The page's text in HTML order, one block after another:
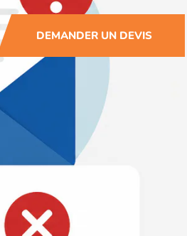
DEMANDER UN DEVIS